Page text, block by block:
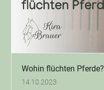
Wohin flüchten Pferde?
14.10.2023